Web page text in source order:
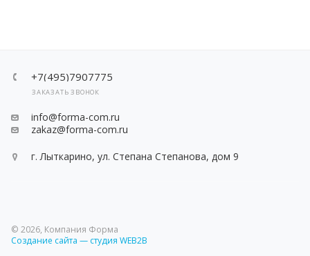
+7(495)7907775
ЗАКАЗАТЬ ЗВОНОК
info@forma-com.ru
zakaz@forma-com.ru
г. Лыткарино, ул. Степана Степанова, дом 9
© 2026, Компания Форма
Создание сайта — студия WEB2B